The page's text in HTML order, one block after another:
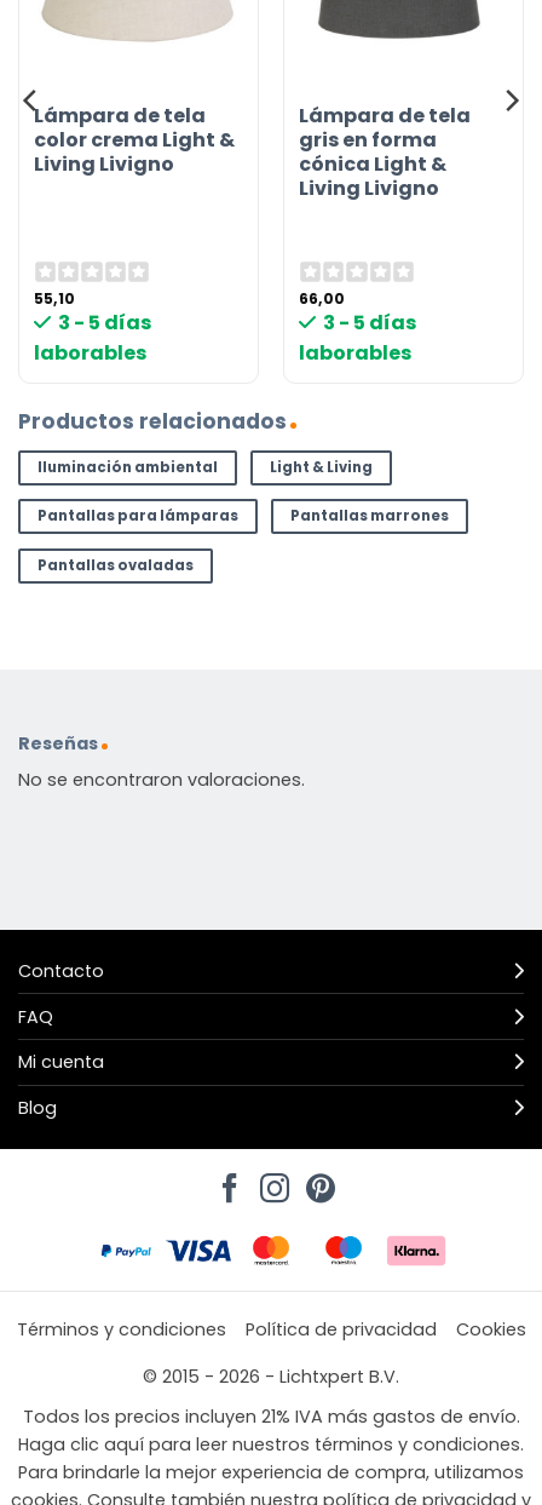
Lámpara de tela
color crema Light &
Living Livigno
55,10
3 - 5 días
laborables
Lámpara de tela
gris en forma
cónica Light &
Living Livigno
66,00
3 - 5 días
laborables
Productos relacionados
Iluminación ambiental Light & Living
Pantallas para lámparas Pantallas marrones
Pantallas ovaladas
Reseñas
No se encontraron valoraciones.
Contacto
FAQ
Mi cuenta
Blog
Términos y condiciones Política de privacidad
Cookies
© 2015 - 2026 - Lichtxpert B.V.
Todos los precios incluyen 21% IVA más gastos de envío.
Haga clic aquí para leer nuestros términos y condiciones.
Para brindarle la mejor experiencia de compra, utilizamos